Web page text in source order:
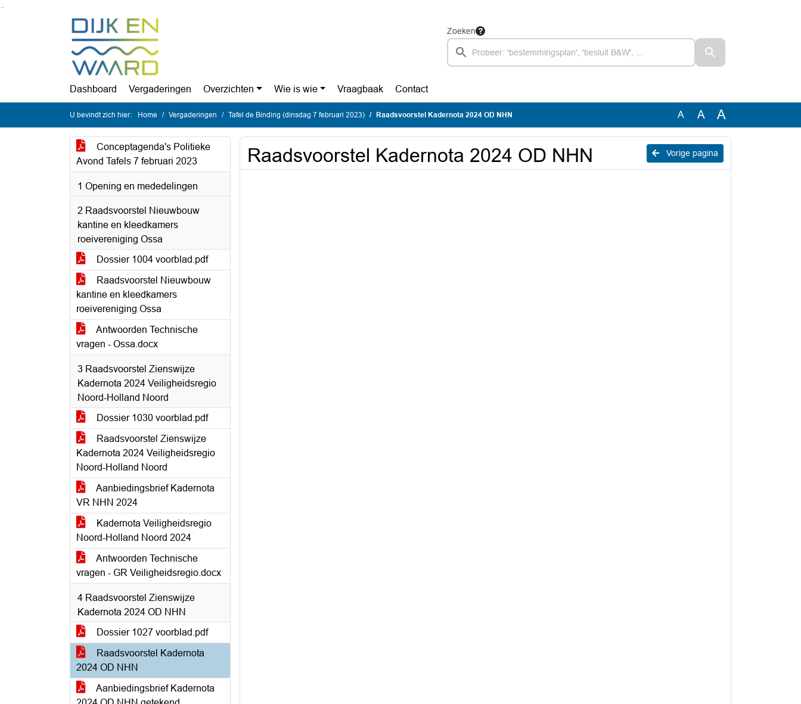
Zoeken
Dashboard Vergaderingen Overzichten Wie is wie Vraagbaak Contact
U bevindt zich hier: Home Vergaderingen Tafel de Binding (dinsdag 7 februari 2023) Raadsvoorstel Kadernota 2024 OD NHN A A A
Conceptagenda's Politieke
Avond Tafels 7 februari 2023
1 Opening en mededelingen
2 Raadsvoorstel Nieuwbouw
kantine en kleedkamers
roeivereniging Ossa
Dossier 1004 voorblad.pdf
Raadsvoorstel Nieuwbouw
kantine en kleedkamers
roeivereniging Ossa
Antwoorden Technische
vragen - Ossa.docx
3 Raadsvoorstel Zienswijze
Kadernota 2024 Veiligheidsregio
Noord-Holland Noord
Dossier 1030 voorblad.pdf
Raadsvoorstel Zienswijze
Kadernota 2024 Veiligheidsregio
Noord-Holland Noord
Aanbiedingsbrief Kadernota
VR NHN 2024
Kadernota Veiligheidsregio
Noord-Holland Noord 2024
Antwoorden Technische
vragen - GR Veiligheidsregio.docx
4 Raadsvoorstel Zienswijze
Kadernota 2024 OD NHN
Dossier 1027 voorblad.pdf
Raadsvoorstel Kadernota
2024 OD NHN
Aanbiedingsbrief Kadernota
Vorige pagina
Raadsvoorstel Kadernota 2024 OD NHN